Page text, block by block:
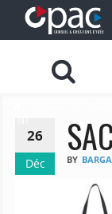
26
Déc BY